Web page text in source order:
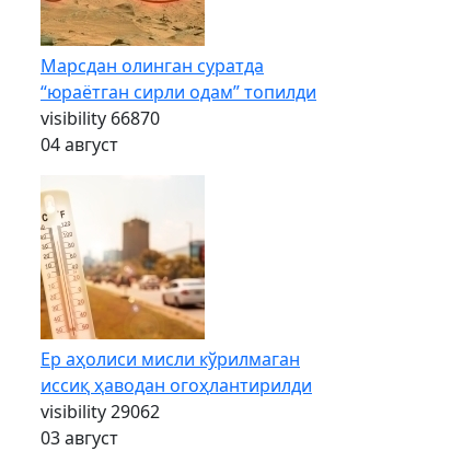
Марсдан олинган суратда
“юраётган сирли одам” топилди
visibility 66870
04 август
Ер аҳолиси мисли кўрилмаган
иссиқ ҳаводан огоҳлантирилди
visibility29062
03 август